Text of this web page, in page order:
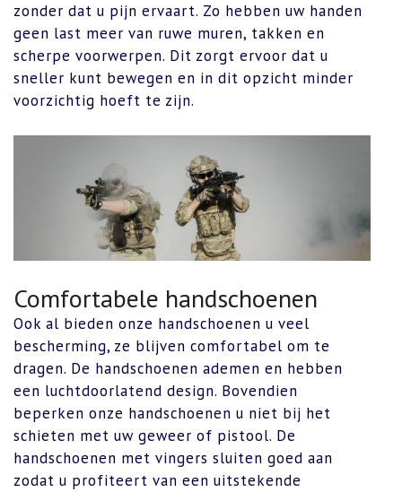
zonder dat u pijn ervaart. Zo hebben uw handen
geen last meer van ruwe muren, takken en
scherpe voorwerpen. Dit zorgt ervoor dat u
sneller kunt bewegen en in dit opzicht minder
voorzichtig hoeft te zijn.
Comfortabele handschoenen
Ook al bieden onze handschoenen u veel
bescherming, ze blijven comfortabel om te
dragen. De handschoenen ademen en hebben
een luchtdoorlatend design. Bovendien
beperken onze handschoenen u niet bij het
schieten met uw geweer of pistool. De
handschoenen met vingers sluiten goed aan
zodat u profiteert van een uitstekende